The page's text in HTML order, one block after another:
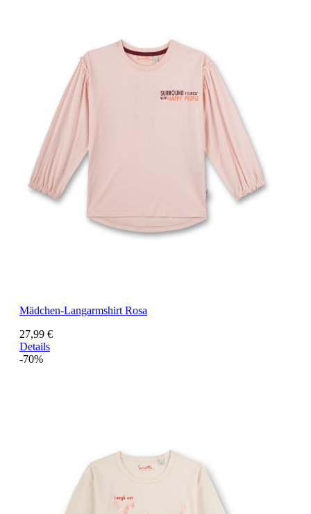
Mädchen-Langarmshirt Rosa
27,99 €
Details
-70%